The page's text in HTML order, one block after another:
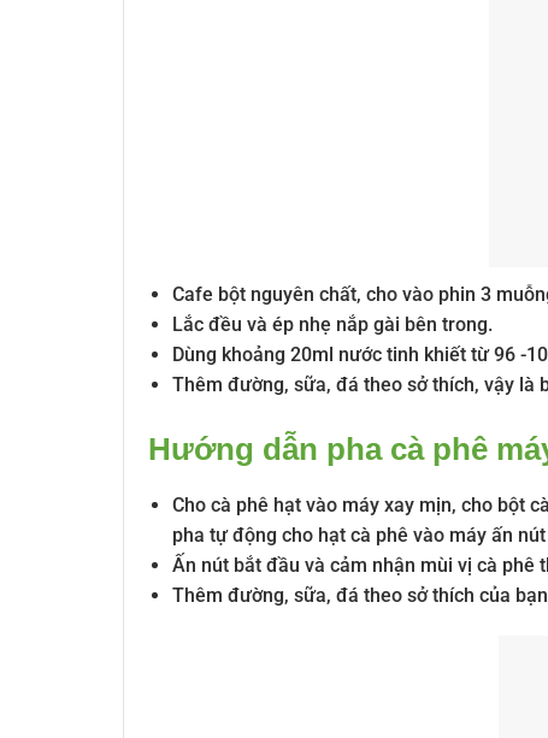
Cafe bột nguyên chất, cho vào phin 3
Lắc đều và ép nhẹ nắp gài bên trong.
Dùng khoảng 20ml nước tinh khiết từ 96 -
Thêm đường, sữa, đá theo sở thích, vậy là
Hướng dẫn pha cà phê
Cho cà phê hạt vào máy xay mịn, cho bột
pha tự động cho hạt cà phê vào máy ấn
Ấn nút bắt đầu và cảm nhận mùi vị cà phê
Thêm đường, sữa, đá theo sở thích của